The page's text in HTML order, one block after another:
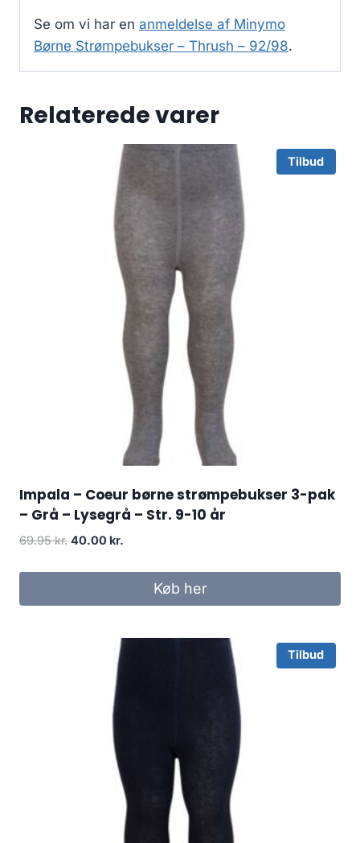
Se om vi har en anmeldelse af Minymo
Børne Strømpebukser – Thrush – 92/98.
Relaterede varer
Tilbud
Impala – Coeur børne strømpebukser 3-pak
– Grå – Lysegrå – Str. 9-10 år
69.95kr. Original
was:
40.00 kr.
is:
40.00 kr..Køb her
Tilbud